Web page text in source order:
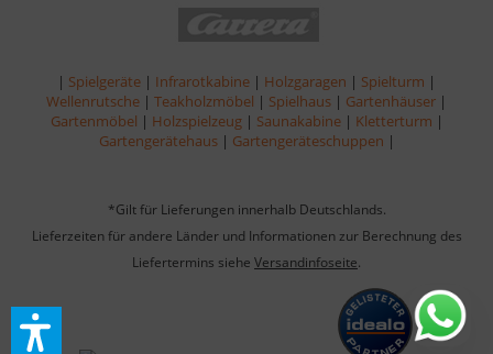
| Spielgeräte | Infrarotkabine | Holzgaragen | Spielturm |
Wellenrutsche | Teakholzmöbel | Spielhaus | Gartenhäuser |
Gartenmöbel | Holzspielzeug | Saunakabine | Kletterturm |
Gartengerätehaus | Gartengeräteschuppen |
*Gilt für Lieferungen innerhalb Deutschlands.
Lieferzeiten für andere Länder und Informationen zur Berechnung des
Liefertermins siehe Versandinfoseite.